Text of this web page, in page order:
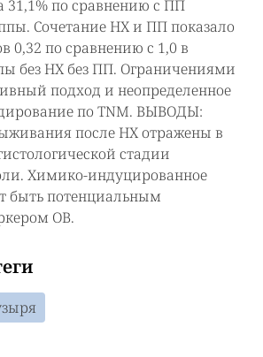
31,1% по сравнению с ПП
Сочетание НХ и ПП показало
0,32 по сравнению с 1,0 в
без НХ без ПП. Ограничениями
подход и неопределенное
по TNM. ВЫВОДЫ:
после НХ отражены в
стадии
Химико-индуцированное
быть потенциальным
ОВ.